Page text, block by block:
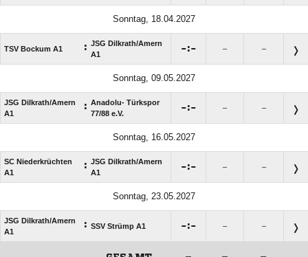
Sonntag, 18.04.2027
TSV Bockum A1 : JSG Dilkrath/​Amern
A1
: – –
Sonntag, 09.05.2027
JSG Dilkrath/​Amern
A1
: Anadolu- Türkspor
77/​88 e.V.
: – –
Sonntag, 16.05.2027
SC Niederkrüchten
A1
: JSG Dilkrath/​Amern
A1
: – –
Sonntag, 23.05.2027
JSG Dilkrath/​Amern
A1
: SSV Strümp A1 : – –